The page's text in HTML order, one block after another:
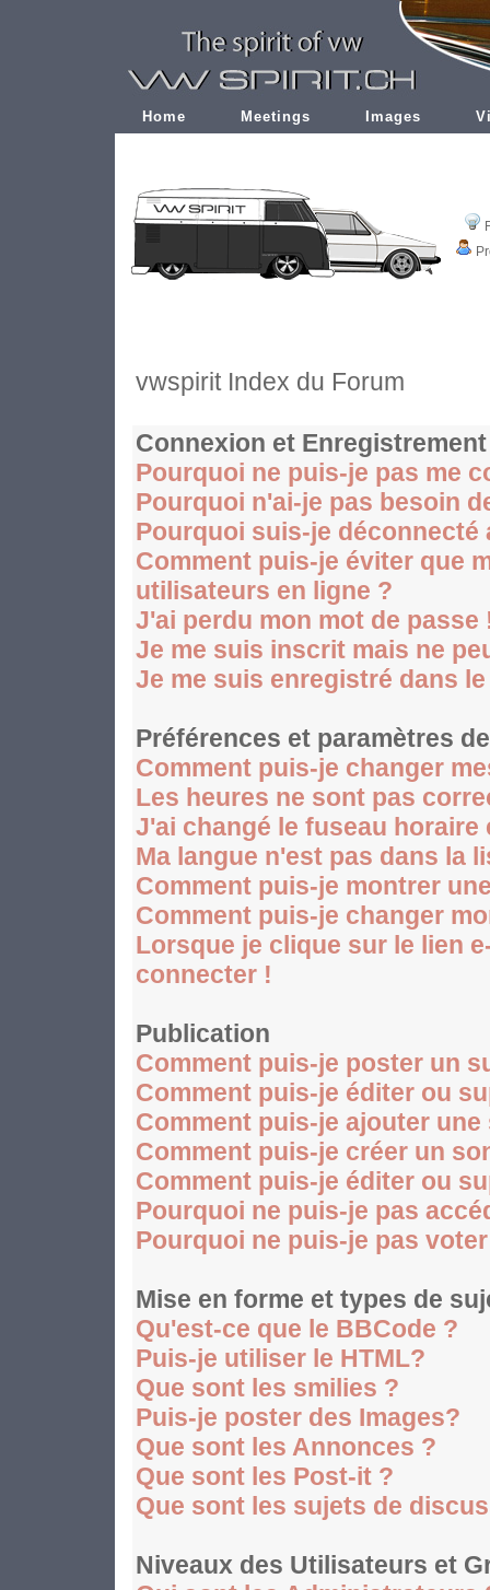
Home Meetings Images
vwspirit Index du Forum
Connexion et Enregistrement
Pourquoi ne puis-je pas me
Pourquoi n'ai-je pas besoin
Pourquoi suis-je déconnecté
Comment puis-je éviter que
utilisateurs en ligne ?
J'ai perdu mon mot de passe
Je me suis inscrit mais ne
Je me suis enregistré dans
Préférences et paramètres
Comment puis-je changer
Les heures ne sont pas
J'ai changé le fuseau
Ma langue n'est pas dans la
Comment puis-je montrer
Comment puis-je changer
Lorsque je clique sur le lien
connecter !
Publication
Comment puis-je poster un
Comment puis-je éditer ou
Comment puis-je ajouter
Comment puis-je créer un
Comment puis-je éditer ou
Pourquoi ne puis-je pas
Pourquoi ne puis-je pas
Mise en forme et types de
Qu'est-ce que le BBCode ?
Puis-je utiliser le HTML?
Que sont les smilies ?
Puis-je poster des Images?
Que sont les Annonces ?
Que sont les Post-it ?
Que sont les sujets de
Niveaux des Utilisateurs et